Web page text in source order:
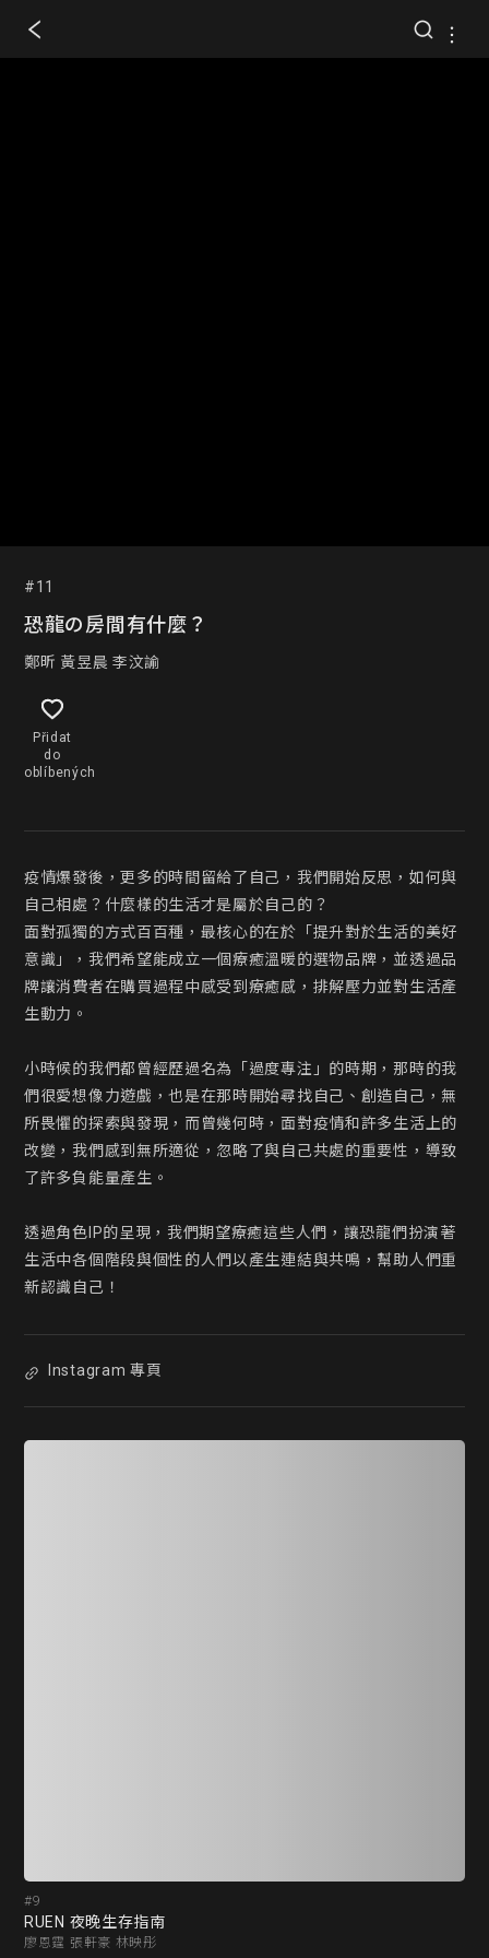
#11
恐龍の房間有什麼？
鄭昕 黃昱晨 李汶諭
Přidat
do
oblíbených
疫情爆發後，更多的時間留給了自己，我們開始反思，如何與
自己相處？什麼樣的生活才是屬於自己的？
面對孤獨的方式百百種，最核心的在於「提升對於生活的美好
意識」，我們希望能成立一個療癒溫暖的選物品牌，並透過品
牌讓消費者在購買過程中感受到療癒感，排解壓力並對生活產
生動力。
小時候的我們都曾經歷過名為「過度專注」的時期，那時的我
們很愛想像力遊戲，也是在那時開始尋找自己、創造自己，無
所畏懼的探索與發現，而曾幾何時，面對疫情和許多生活上的
改變，我們感到無所適從，忽略了與自己共處的重要性，導致
了許多負能量產生。
透過角色IP的呈現，我們期望療癒這些人們，讓恐龍們扮演著
生活中各個階段與個性的人們以產生連結與共鳴，幫助人們重
新認識自己！
Instagram 專頁
#9
RUEN 夜晚生存指南
廖恩霆 張軒豪 林映彤